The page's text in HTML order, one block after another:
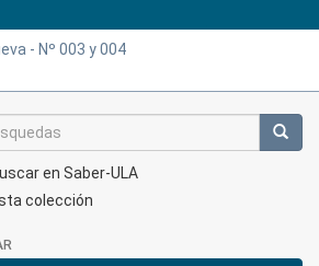
- Nº 003 y 004
en Saber-ULA
colección